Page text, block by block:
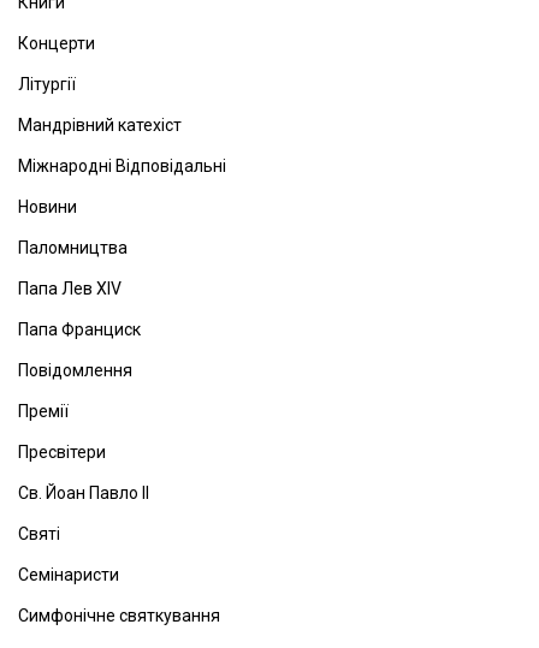
Концерти
Літургії
Мандрівний катехіст
Міжнародні Відповідальні
Новини
Паломництва
Папа Лев ХІV
Папа Франциск
Повідомлення
Премії
Пресвітери
Св. Йоан Павло ІІ
Святі
Семінаристи
Симфонічне святкування